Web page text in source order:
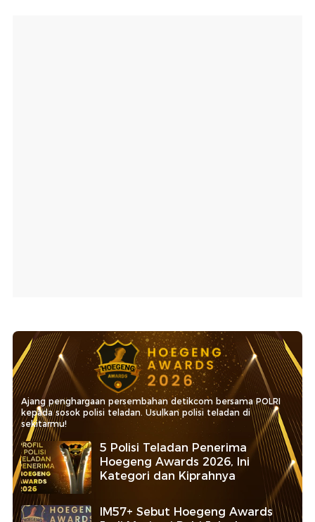
Ajang penghargaan persembahan detikcom bersama POLRI
kepada sosok polisi teladan. Usulkan polisi teladan di
sekitarmu!
5 Polisi Teladan Penerima
Hoegeng Awards 2026, Ini
Kategori dan Kiprahnya
IM57+ Sebut Hoegeng Awards